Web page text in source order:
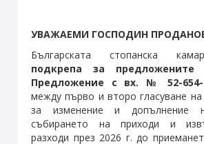
УВАЖАЕМИ ГОСПОДИН
Българската стопанска
подкрепа за
Предложение с вх. № 52-654-
между първо и второ гласуване на
за изменение и допълнение
събирането на приходи и
разходи през 2026 г. до